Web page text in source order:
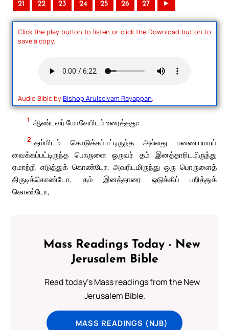
21 22 23 24 25 26 27 ►
Click the play button to listen or click the Download button to
save a copy.
Audio Bible byBishop Arulselvam Rayappan.
1 ஆண்டவர் மோசேயிடம் உரைத்தது:
2 தம்மிடம் கொடுக்கப்பட்டிருந்த அல்லது பணையமாய்
வைக்கப்பட்டிருந்த பொருளை ஒருவர் தம் இனத்தாரிடமிருந்து
ஏமாற்றி எடுத்துக் கொண்டோ, அவரிடமிருந்து ஒரு பொருளைத்
திருடிக்கொண்டோ, தம் இனத்தாரை ஒடுக்கிப் பறித்துக்
கொண்டோ,
Mass Readings Today - New
Jerusalem Bible
Read today's Mass readings from the New
Jerusalem Bible.
MASS READINGS (NJB)